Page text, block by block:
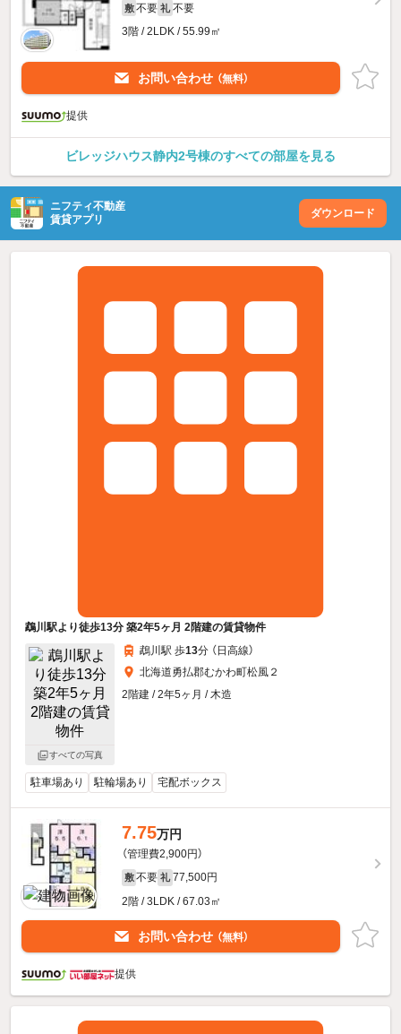
敷 不要 礼 不要
3階 / 2LDK / 55.99㎡
お問い合わせ （無料）
提供
ビレッジハウス静内2号棟のすべての部屋を見る
ニフティ不動産
賃貸アプリ
ダウンロード
鵡川駅より徒歩13分 築2年5ヶ月 2階建の賃貸物件
すべての写真
鵡川駅 歩13分 （日高線）
北海道勇払郡むかわ町松風２
2階建 / 2年5ヶ月 / 木造
駐車場あり 駐輪場あり 宅配ボックス
7.75万円
（管理費2,900円）
敷 不要 礼 77,500円
2階 / 3LDK / 67.03㎡
お問い合わせ （無料）
提供